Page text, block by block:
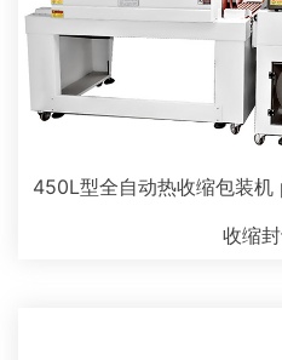
450L型全自动热收缩包装
收缩